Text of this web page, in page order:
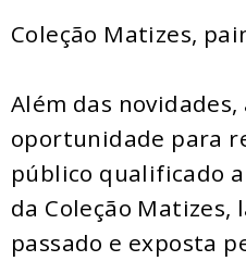
Coleção Matizes,
Além das
oportunidade para
público qualificado
da Coleção Matizes,
passado e exposta